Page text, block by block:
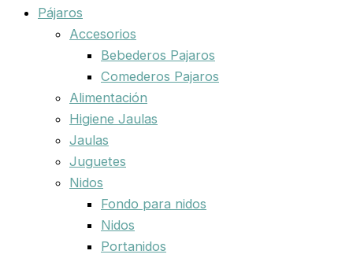
Pájaros
Accesorios
Bebederos Pajaros
Comederos Pajaros
Alimentación
Higiene Jaulas
Jaulas
Juguetes
Nidos
Fondo para nidos
Nidos
Portanidos